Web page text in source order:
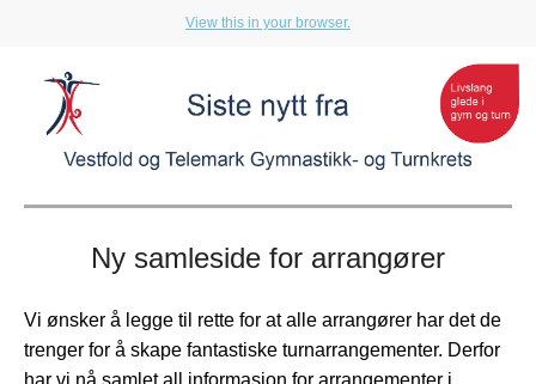
View this in your browser.
Ny samleside for arrangører
Vi ønsker å legge til rette for at alle arrangører har det de
trenger for å skape fantastiske turnarrangementer. Derfor
har vi nå samlet all informasjon for arrangementer i